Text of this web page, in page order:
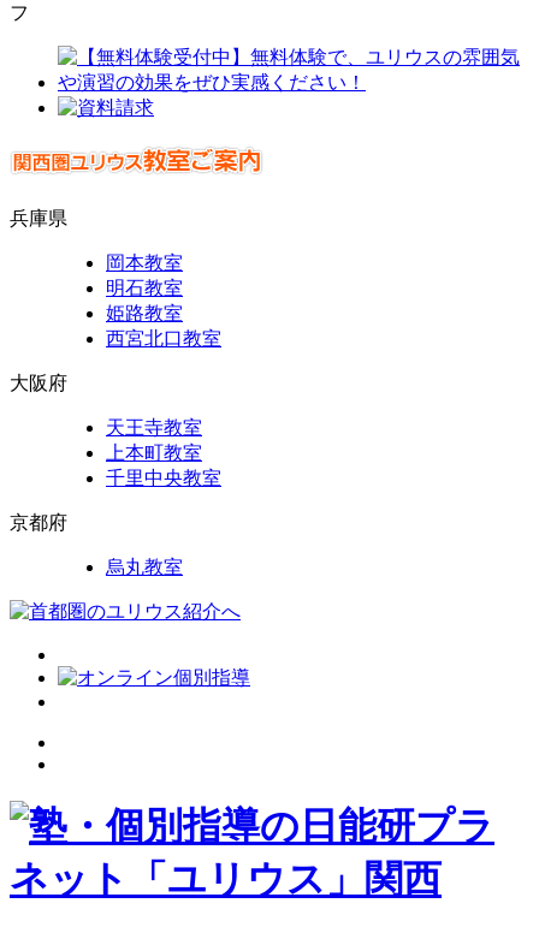
フ
兵庫県
岡本教室
明石教室
姫路教室
西宮北口教室
大阪府
天王寺教室
上本町教室
千里中央教室
京都府
烏丸教室